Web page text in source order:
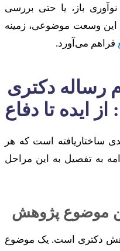
نوآوری باز، یا حتی بررسی
این وسعت موضوعی، زمینه
فراهم می‌آورد.
رساله دکتری
ایده تا دفاع
ساختاریافته است که هر
به تفصیل به این مراحل
موضوع پژوهش
دکتری است. یک موضوع